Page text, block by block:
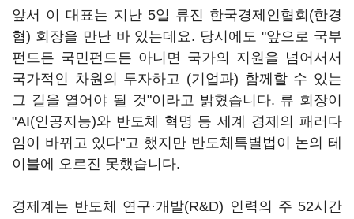
앞서 이 대표는 지난 5일 류진 한국경제인협회(한경
협) 회장을 만난 바 있는데요. 당시에도 "앞으로 국부
펀드든 국민펀드든 아니면 국가의 지원을 넘어서서
국가적인 차원의 투자하고 (기업과) 함께할 수 있는
그 길을 열어야 될 것"이라고 밝혔습니다. 류 회장이
"AI(인공지능)와 반도체 혁명 등 세계 경제의 패러다
임이 바뀌고 있다"고 했지만 반도체특별법이 논의 테
이블에 오르진 못했습니다.
경제계는 반도체 연구·개발(R&D) 인력의 주 52시간